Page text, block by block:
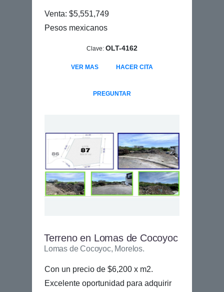
Venta: $5,551,749
Pesos mexicanos
Clave: OLT-4162
VER MAS HACER CITA
PREGUNTAR
Terreno en Lomas de Cocoyoc
Lomas de Cocoyoc, Morelos.
Con un precio de $6,200 x m2.
Excelente oportunidad para adquirir